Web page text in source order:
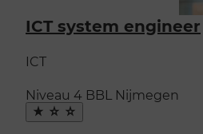
ICT system engineer
ICT
Niveau 4 BBL Nijmegen
Maak
favoriet